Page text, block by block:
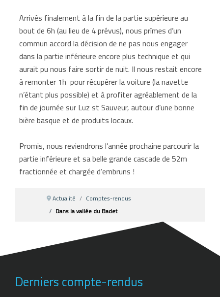
Arrivés finalement à la fin de la partie supérieure au
bout de 6h (au lieu de 4 prévus), nous prîmes d’un
commun accord la décision de ne pas nous engager
dans la partie inférieure encore plus technique et qui
aurait pu nous faire sortir de nuit. Il nous restait encore
à remonter 1h pour récupérer la voiture (la navette
n’étant plus possible) et à profiter agréablement de la
fin de journée sur Luz st Sauveur, autour d’une bonne
bière basque et de produits locaux.
Promis, nous reviendrons l’année prochaine parcourir la
partie inférieure et sa belle grande cascade de 52m
fractionnée et chargée d’embruns !
Actualité
Comptes-rendus
Dans la vallée du Badet
Derniers compte-rendus